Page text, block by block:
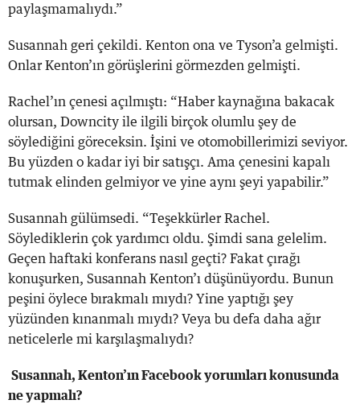
paylaşmamalıydı.”
Susannah geri çekildi. Kenton ona ve Tyson’a gelmişti.
Onlar Kenton’ın görüşlerini görmezden gelmişti.
Rachel’ın çenesi açılmıştı: “Haber kaynağına bakacak
olursan, Downcity ile ilgili birçok olumlu şey de
söylediğini göreceksin. İşini ve otomobillerimizi seviyor.
Bu yüzden o kadar iyi bir satışçı. Ama çenesini kapalı
tutmak elinden gelmiyor ve yine aynı şeyi yapabilir.”
Susannah gülümsedi. “Teşekkürler Rachel.
Söylediklerin çok yardımcı oldu. Şimdi sana gelelim.
Geçen haftaki konferans nasıl geçti? Fakat çırağı
konuşurken, Susannah Kenton’ı düşünüyordu. Bunun
peşini öylece bırakmalı mıydı? Yine yaptığı şey
yüzünden kınanmalı mıydı? Veya bu defa daha ağır
neticelerle mi karşılaşmalıydı?
Susannah, Kenton’ın Facebook yorumları konusunda
ne yapmalı?